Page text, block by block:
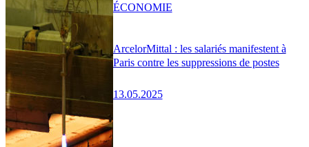
ArcelorMittal : les salariés manifestent à
Paris contre les suppressions de postes
13.05.2025
ÉCONOMIE